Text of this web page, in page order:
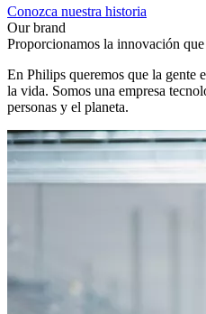
Conozca nuestra historia
Our brand
Proporcionamos la innovación que
En Philips queremos que la gente
la vida. Somos una empresa
personas y el planeta.